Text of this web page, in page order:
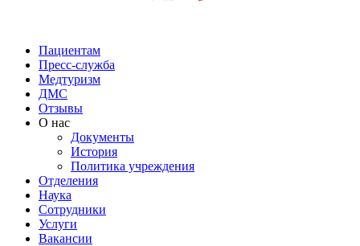
Пациентам
Пресс-служба
Медтуризм
ДМС
Отзывы
О нас
Документы
История
Политика учреждения
Отделения
Наука
Сотрудники
Услуги
Вакансии